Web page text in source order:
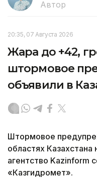
Автор
20:35, 07 Августа 2026
Жара до +42,
штормовое
объявили в
Штормовое
областях Казахстана
агентство Kazinform
«Казгидромет».